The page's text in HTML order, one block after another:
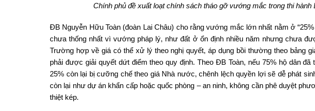
Chính phủ đề xuất loạt chính sách tháo gỡ vướng mắc trong thi
ĐB Nguyễn Hữu Toàn (đoàn Lai Châu) cho rằng vướng mắc lớn nhất nằm ở
chưa thống nhất vì vướng pháp lý, như đất ở ổn định nhiều năm nhưng chưa
Trường hợp về giá có thể xử lý theo nghị quyết, áp dụng bồi thường theo bảng
phải được giải quyết dứt điểm theo quy định. Theo ĐB Toàn, nếu 75% hộ dân
25% còn lại bị cưỡng chế theo giá Nhà nước, chênh lệch quyền lợi sẽ dễ phát
còn lại như dự án khẩn cấp hoặc quốc phòng – an ninh, không cần phê duyệt
thiệt kép.